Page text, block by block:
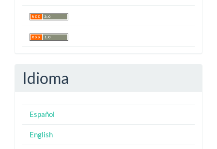
Idioma
Español
English